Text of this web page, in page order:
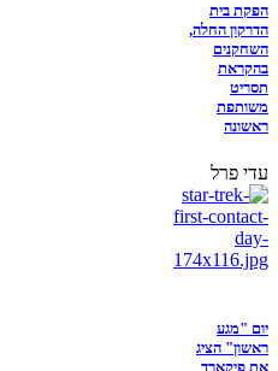
הפקת בית
הדרקון החלה,
השחקנים
בהקראת
תסריט
משותפת
ראשונה
עדי פרל
יום "מגע
ראשון" הציג
את פיקארד